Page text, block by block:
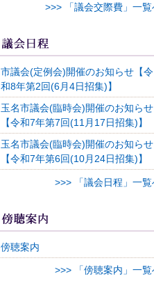
>>> 「議会交際費」一覧
市議会(定例会)開催のお知らせ【令
和8年第2回(6月4日招集)】
玉名市議会(臨時会)開催のお知らせ
【令和7年第7回(11月17日招集)】
玉名市議会(臨時会)開催のお知らせ
【令和7年第6回(10月24日招集)】
>>> 「議会日程」一覧
傍聴案内
>>> 「傍聴案内」一覧